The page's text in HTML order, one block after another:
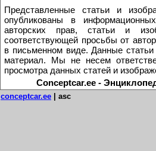
Представленные статьи и
опубликованы в
авторских прав, статьи и
соответствующей просьбы от
в письменном виде. Данные
материал. Мы не несем
просмотра данных статей и
Conceptcar.ee -
conceptcar.ee | asc